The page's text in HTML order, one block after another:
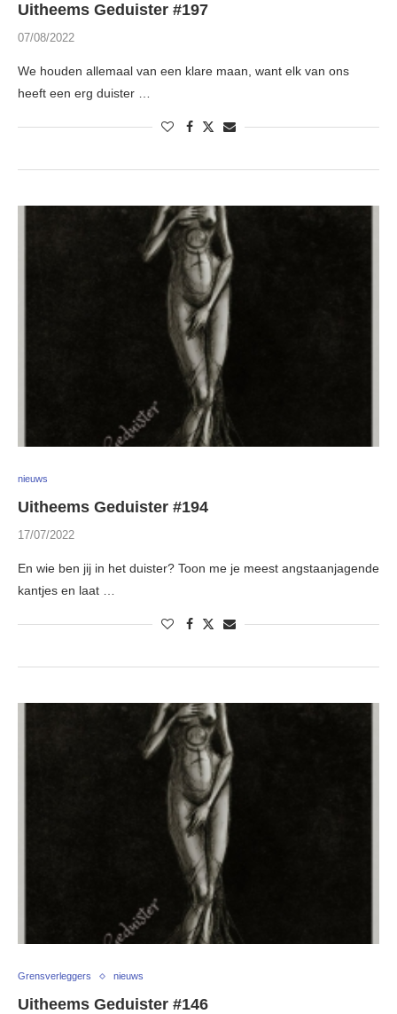
Uitheems Geduister #197
07/08/2022
We houden allemaal van een klare maan, want elk van ons
heeft een erg duister …
nieuws
Uitheems Geduister #194
17/07/2022
En wie ben jij in het duister? Toon me je meest angstaanjagende
kantjes en laat …
Grensverleggers nieuws
Uitheems Geduister #146